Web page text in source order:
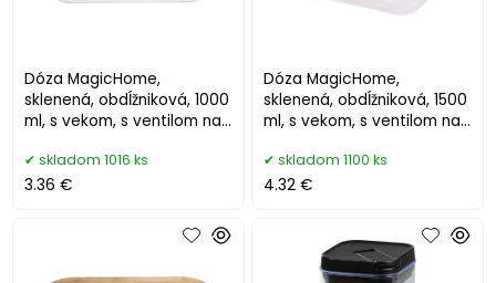
Dóza MagicHome,
sklenená, obdĺžniková, 1000
ml, s vekom, s ventilom na
skladom 1016 ks
3.36 €
Dóza MagicHome,
sklenená, obdĺžniková, 1500
ml, s vekom, s ventilom na
skladom 1100 ks
4.32 €